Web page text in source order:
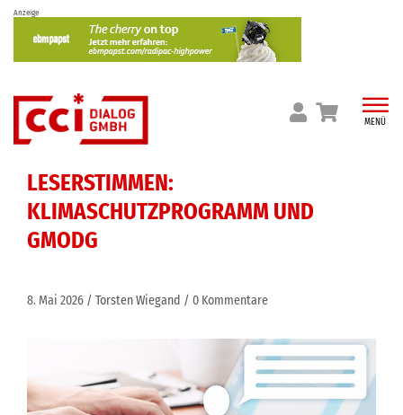
Skip
content
Anzeige
MENÜ
LESERSTIMMEN:
KLIMASCHUTZPROGRAMM UND
GMODG
8. Mai 2026 Torsten Wiegand 0 Kommentare